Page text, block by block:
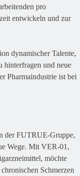
pro
entwickeln und zur
dynamischer Talente,
hinterfragen und neue
Pharmaindustrie ist bei
der FUTRUE-Gruppe,
Wege. Mit VER-01,
möchte
Schmerzen